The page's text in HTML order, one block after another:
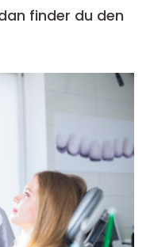
finder du den